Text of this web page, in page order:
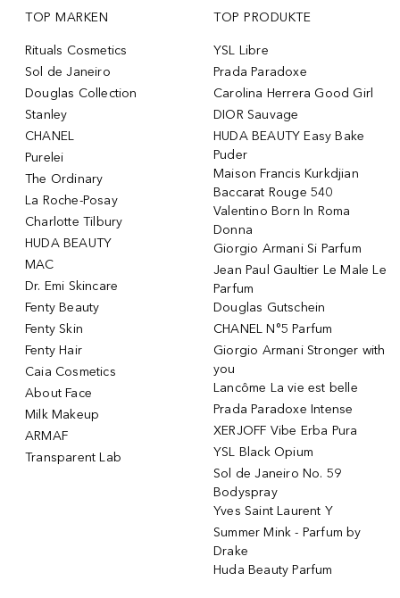
TOP MARKEN
Rituals Cosmetics
Sol de Janeiro
Douglas Collection
Stanley
CHANEL
Purelei
The Ordinary
La Roche-Posay
Charlotte Tilbury
HUDA BEAUTY
MAC
Dr. Emi Skincare
Fenty Beauty
Fenty Skin
Fenty Hair
Caia Cosmetics
About Face
Milk Makeup
ARMAF
Transparent Lab
TOP PRODUKTE
YSL Libre
Prada Paradoxe
Carolina Herrera Good Girl
DIOR Sauvage
HUDA BEAUTY Easy Bake
Puder
Maison Francis Kurkdjian
Baccarat Rouge 540
Valentino Born In Roma
Donna
Giorgio Armani Si Parfum
Jean Paul Gaultier Le Male Le
Parfum
Douglas Gutschein
CHANEL N°5 Parfum
Giorgio Armani Stronger with
you
Lancôme La vie est belle
Prada Paradoxe Intense
XERJOFF Vibe Erba Pura
YSL Black Opium
Sol de Janeiro No. 59
Bodyspray
Yves Saint Laurent Y
Summer Mink - Parfum by
Drake
Huda Beauty Parfum